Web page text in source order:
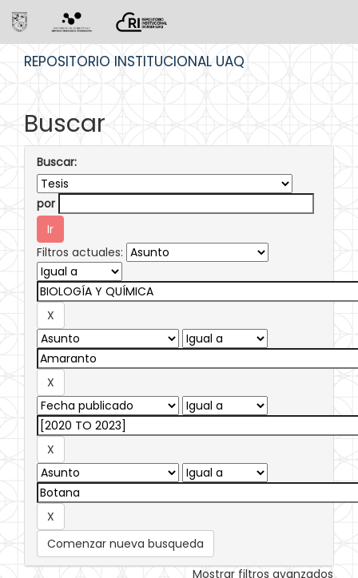
REPOSITORIO INSTITUCIONAL UAQ
Buscar
Buscar:
por
Filtros actuales:
Comenzar nueva busqueda
Mostrar filtros avanzados